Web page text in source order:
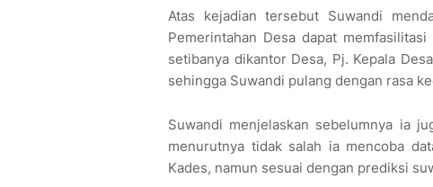
Atas kejadian tersebut Suwandi
Pemerintahan Desa dapat
setibanya dikantor Desa, Pj. Kepala
sehingga Suwandi pulang dengan rasa
Suwandi menjelaskan sebelumnya ia
menurutnya tidak salah ia mencoba
Kades, namun sesuai dengan prediksi